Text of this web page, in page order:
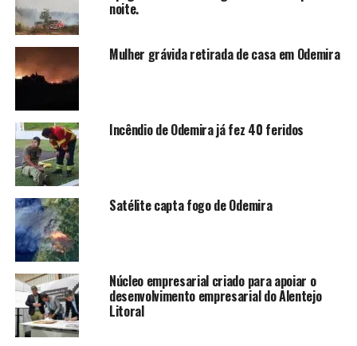
noite.
Mulher grávida retirada de casa em Odemira
Incêndio de Odemira já fez 40 feridos
Satélite capta fogo de Odemira
Núcleo empresarial criado para apoiar o
desenvolvimento empresarial do Alentejo
Litoral